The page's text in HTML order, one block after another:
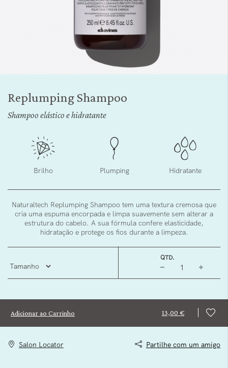
início
Replumping Shampoo
Shampoo elástico e hidratante
Brilho Plumping Hidratante
Naturaltech Replumping Shampoo tem uma textura cremosa que
cria uma espuma encorpada e limpa suavemente sem alterar a
estrutura do cabelo. A sua fórmula confere elasticidade,
hidratação e protege os fios durante a limpeza.
QTD.
Adicionar ao Carrinho 13,00 €
Salon Locator Partilhe com um amigo